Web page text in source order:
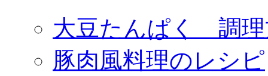
大豆たんぱく 調理
豚肉風料理のレシピ